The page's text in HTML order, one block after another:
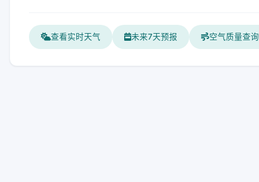
查看实时天气 未来7天预报 空气质量查询